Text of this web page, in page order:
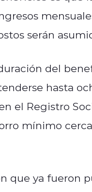
serán
del
hasta
el Registro
mínimo
que ya fueron